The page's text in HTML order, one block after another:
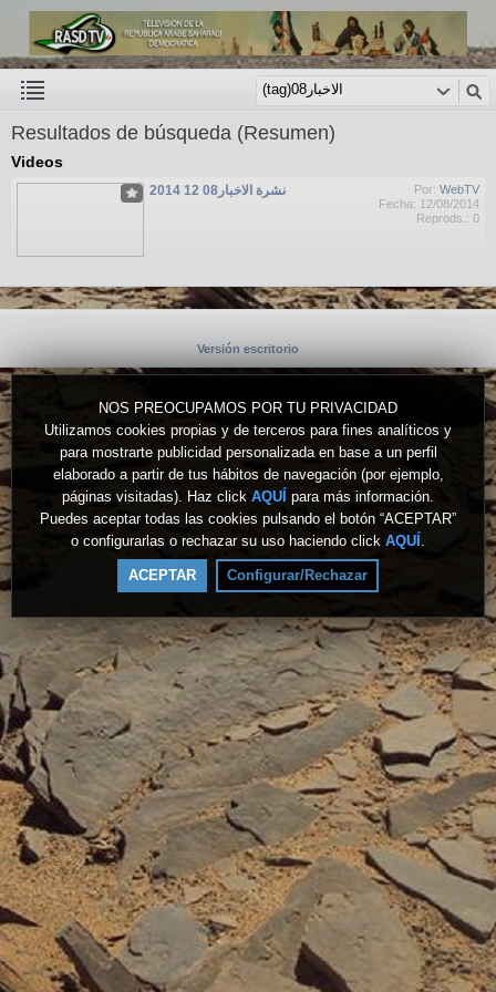
NOS PREOCUPAMOS POR TU PRIVACIDAD
Utilizamos cookies propias y de terceros para fines analíticos y
para mostrarte publicidad personalizada en base a un perfil
elaborado a partir de tus hábitos de navegación (por ejemplo,
páginas visitadas). Haz click AQUÍ para más información.
Puedes aceptar todas las cookies pulsando el botón “ACEPTAR”
o configurarlas o rechazar su uso haciendo click AQUÍ .
ACEPTAR Configurar/Rechazar
Resultados de búsqueda (Resumen)
Videos
Por: WebTV
Fecha: 12/08/2014
Reprods.: 0
نشرة الاخبار08 12 2014
Versión escritorio